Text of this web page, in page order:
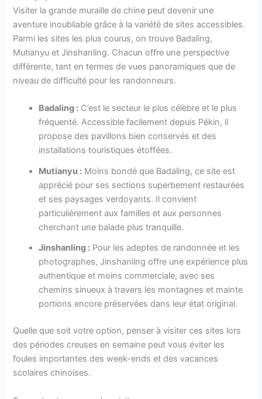
Visiter la grande muraille de chine peut devenir une
aventure inoubliable grâce à la variété de sites accessibles.
Parmi les sites les plus courus, on trouve Badaling,
Mutianyu et Jinshanling. Chacun offre une perspective
différente, tant en termes de vues panoramiques que de
niveau de difficulté pour les randonneurs.
Badaling : C’est le secteur le plus célèbre et le plus
fréquenté. Accessible facilement depuis Pékin, il
propose des pavillons bien conservés et des
installations touristiques étoffées.
Mutianyu : Moins bondé que Badaling, ce site est
apprécié pour ses sections superbement restaurées
et ses paysages verdoyants. Il convient
particulièrement aux familles et aux personnes
cherchant une balade plus tranquille.
Jinshanling : Pour les adeptes de randonnée et les
photographes, Jinshanling offre une expérience plus
authentique et moins commerciale, avec ses
chemins sinueux à travers les montagnes et mainte
portions encore préservées dans leur état original.
Quelle que soit votre option, penser à visiter ces sites lors
des périodes creuses en semaine peut vous éviter les
foules importantes des week-ends et des vacances
scolaires chinoises.